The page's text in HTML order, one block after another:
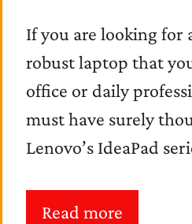
If you are looking for
robust laptop that
office or daily
must have surely
Lenovo’s IdeaPad
Read more